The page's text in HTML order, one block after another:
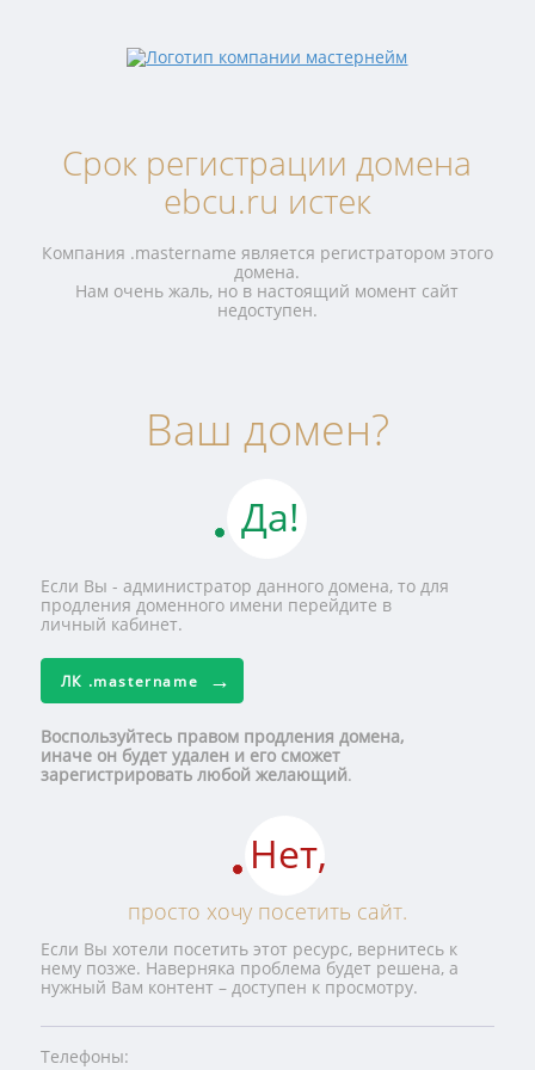
Срок регистрации домена
ebcu.ru истек
Компания .mastername является регистратором этого
домена.
Нам очень жаль, но в настоящий момент сайт
недоступен.
Ваш домен?
Да!
Если Вы - администратор данного домена, то для
продления доменного имени перейдите в
личный кабинет.
ЛК .mastername
Воспользуйтесь правом продления домена,
иначе он будет удален и его сможет
зарегистрировать любой желающий.
Нет,
просто хочу посетить сайт.
Если Вы хотели посетить этот ресурс, вернитесь к
нему позже. Наверняка проблема будет решена, а
нужный Вам контент – доступен к просмотру.
Телефоны: